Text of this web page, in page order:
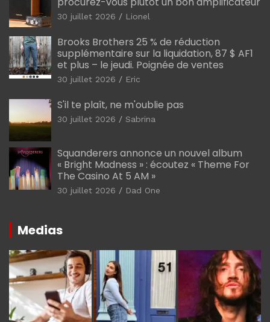
30 juillet 2026 Lionel
Brooks Brothers 25 % de réduction
supplémentaire sur la liquidation, 87 $ AF1
et plus – le jeudi. Poignée de ventes
30 juillet 2026 Eric
S'il te plaît, ne m'oublie pas
30 juillet 2026 Sabrina
Squanderers annonce un nouvel album
« Bright Madness » : écoutez « Theme For
The Casino At 5 AM »
30 juillet 2026 Dad One
Medias